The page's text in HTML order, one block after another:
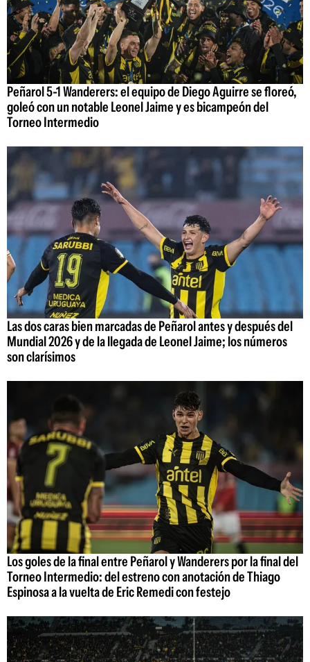
Peñarol 5-1 Wanderers: el equipo de Diego Aguirre se floreó,
goleó con un notable Leonel Jaime y es bicampeón del
Torneo Intermedio
Las dos caras bien marcadas de Peñarol antes y después del
Mundial 2026 y de la llegada de Leonel Jaime; los números
son clarísimos
Los goles de la final entre Peñarol y Wanderers por la final del
Torneo Intermedio: del estreno con anotación de Thiago
Espinosa a la vuelta de Eric Remedi con festejo